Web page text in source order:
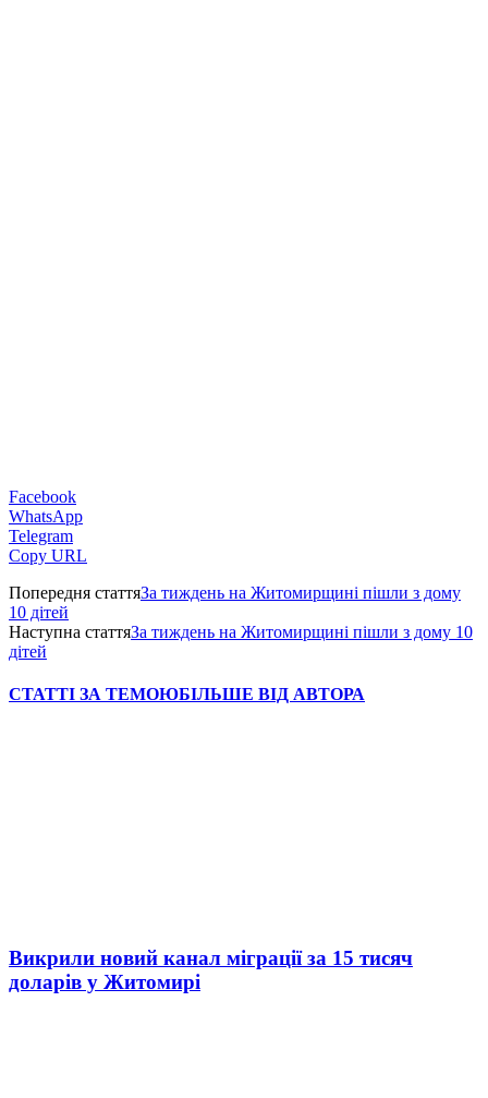
Facebook
WhatsApp
Telegram
Copy URL
Попередня статтяЗа тиждень на Житомирщині пішли з дому
10 дітей
Наступна статтяЗа тиждень на Житомирщині пішли з дому 10
дітей
СТАТТІ ЗА ТЕМОЮБІЛЬШЕ ВІД АВТОРА
Викрили новий канал міграції за 15 тисяч
доларів у Житомирі